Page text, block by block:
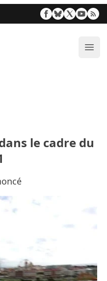
le cadre du